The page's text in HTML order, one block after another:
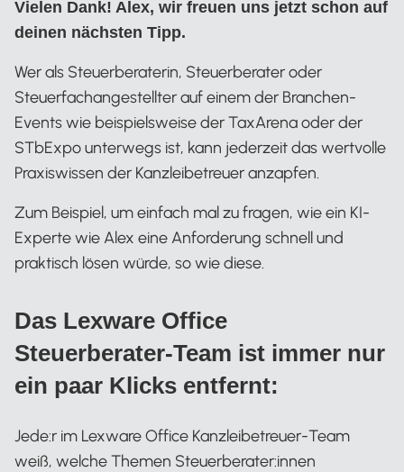
Vielen Dank! Alex, wir freuen uns jetzt schon auf
deinen nächsten Tipp.
Wer als Steuerberaterin, Steuerberater oder
Steuerfachangestellter auf einem der Branchen-
Events wie beispielsweise der TaxArena oder der
STbExpo unterwegs ist, kann jederzeit das wertvolle
Praxiswissen der Kanzleibetreuer anzapfen.
Zum Beispiel, um einfach mal zu fragen, wie ein KI-
Experte wie Alex eine Anforderung schnell und
praktisch lösen würde, so wie diese.
Das Lexware Office
Steuerberater-Team ist immer nur
ein paar Klicks entfernt:
Jede:r im Lexware Office Kanzleibetreuer-Team
weiß, welche Themen Steuerberater:innen